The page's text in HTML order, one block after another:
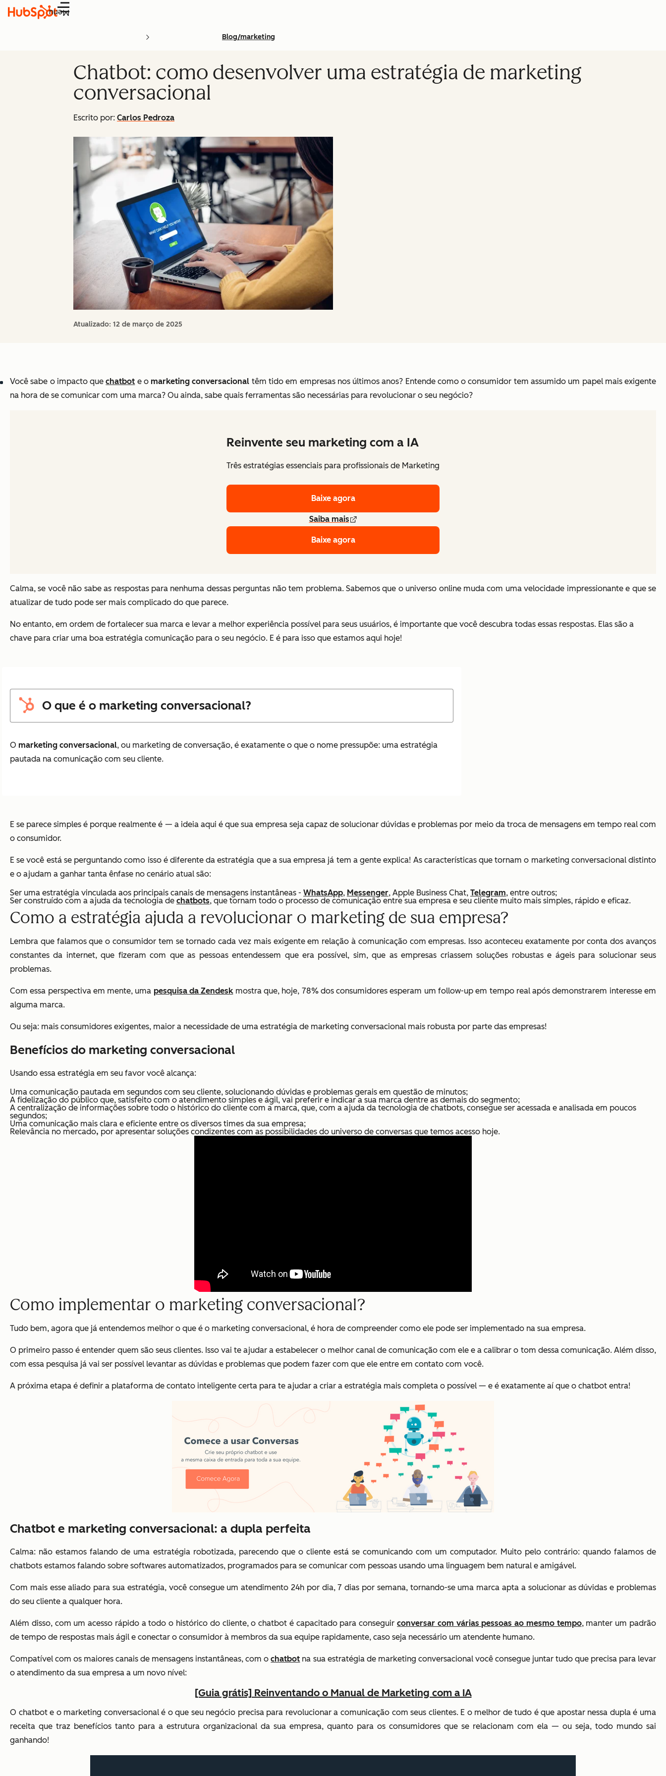
Menu
Blog/marketing
Chatbot: como desenvolver uma estratégia de marketing
conversacional
Escrito por: Carlos Pedroza
Atualizado: 12 de março de 2025
Você sabe o impacto quechatbot e omarketing conversacional têm tido em empresas nos últimos anos? Entende como o consumidor tem assumido um papel mais exigente
na hora de se comunicar com uma marca? Ou ainda, sabe quais ferramentas são necessárias para revolucionar o seu negócio?
Reinvente seu marketing com a IA
Três estratégias essenciais para profissionais de Marketing
Baixe agora
Saiba mais
Baixe agora
Calma, se você não sabe as respostas para nenhuma dessas perguntas não tem problema. Sabemos que o universo online muda com uma velocidade impressionante e que se
atualizar de tudo pode ser mais complicado do que parece.
No entanto, em ordem de fortalecer sua marca e levar a melhor experiência possível para seus usuários, é importante que você descubra todas essas respostas. Elas são a
chave para criar uma boa estratégia comunicação para o seu negócio. E é para isso que estamos aqui hoje!
O que é o marketing conversacional?
O marketing conversacional, ou marketing de conversação, é exatamente o que o nome pressupõe: uma estratégia
pautada na comunicação com seu cliente.
E se parece simples é porque realmente é — a ideia aqui é que sua empresa seja capaz de solucionar dúvidas e problemas por meio da troca de mensagens em tempo real com
o consumidor.
E se você está se perguntando como isso é diferente da estratégia que a sua empresa já tem a gente explica! As características que tornam o marketing conversacional distinto
e o ajudam a ganhar tanta ênfase no cenário atual são:
Ser uma estratégia vinculada aos principais canais de mensagens instantâneas - WhatsApp, Messenger, Apple Business Chat, Telegram, entre outros;
Ser construído com a ajuda da tecnologia de chatbots, que tornam todo o processo de comunicação entre sua empresa e seu cliente muito mais simples, rápido e eficaz.
Como a estratégia ajuda a revolucionar o marketing de sua empresa?
Lembra que falamos que o consumidor tem se tornado cada vez mais exigente em relação à comunicação com empresas. Isso aconteceu exatamente por conta dos avanços
constantes da internet, que fizeram com que as pessoas entendessem que era possível, sim, que as empresas criassem soluções robustas e ágeis para solucionar seus
problemas.
Com essa perspectiva em mente, uma pesquisa da Zendeskmostra que, hoje, 78% dos consumidores esperam um follow-up em tempo real após demonstrarem interesse em
alguma marca.
Ou seja: mais consumidores exigentes, maior a necessidade de uma estratégia de marketing conversacional mais robusta por parte das empresas!
Benefícios do marketing conversacional
Usando essa estratégia em seu favor você alcança:
Uma comunicação pautada em segundos com seu cliente, solucionando dúvidas e problemas gerais em questão de minutos;
A fidelização do público que, satisfeito com o atendimento simples e ágil, vai preferir e indicar a sua marca dentre as demais do segmento;
A centralização de informações sobre todo o histórico do cliente com a marca, que, com a ajuda da tecnologia de chatbots, consegue ser acessada e analisada em poucos
segundos;
Uma comunicação mais clara e eficiente entre os diversos times da sua empresa;
Relevância no mercado, por apresentar soluções condizentes com as possibilidades do universo de conversas que temos acesso hoje.
Como implementar o marketing conversacional?
Tudo bem, agora que já entendemos melhor o que é o marketing conversacional, é hora de compreender como ele pode ser implementado na sua empresa.
O primeiro passo é entender quem são seus clientes. Isso vai te ajudar a estabelecer o melhor canal de comunicação com ele e a calibrar o tom dessa comunicação. Além disso,
com essa pesquisa já vai ser possível levantar as dúvidas e problemas que podem fazer com que ele entre em contato com você.
A próxima etapa é definir a plataforma de contato inteligente certa para te ajudar a criar a estratégia mais completa o possível — e é exatamente aí que o chatbot entra!
Chatbot e marketing conversacional: a dupla perfeita
Calma: não estamos falando de uma estratégia robotizada, parecendo que o cliente está se comunicando com um computador. Muito pelo contrário: quando falamos de
chatbots estamos falando sobre softwares automatizados, programados para se comunicar com pessoas usando uma linguagem bem natural e amigável.
Com mais esse aliado para sua estratégia, você consegue um atendimento 24h por dia, 7 dias por semana, tornando-se uma marca apta a solucionar as dúvidas e problemas
do seu cliente a qualquer hora.
Além disso, com um acesso rápido a todo o histórico do cliente, o chatbot é capacitado para conseguir conversar com várias pessoas ao mesmo tempo, manter um padrão
de tempo de respostas mais ágil e conectar o consumidor à membros da sua equipe rapidamente, caso seja necessário um atendente humano.
Compatível com os maiores canais de mensagens instantâneas, com ochatbot na sua estratégia de marketing conversacional você consegue juntar tudo que precisa para levar
o atendimento da sua empresa a um novo nível:
[Guia grátis] Reinventando o Manual de Marketing com a IA
O chatbot e o marketing conversacional é o que seu negócio precisa para revolucionar a comunicação com seus clientes. E o melhor de tudo é que apostar nessa dupla é uma
receita que traz benefícios tanto para a estrutura organizacional da sua empresa, quanto para os consumidores que se relacionam com ela — ou seja, todo mundo sai
ganhando!